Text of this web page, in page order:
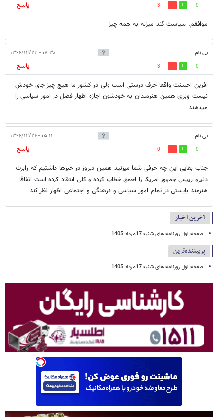
0
3
پاسخ
موافقم. سیاست گند میزنه به همه چیز
بی نام ۰۷:۳۸ - ۱۳۹۶/۱۲/۲۳
0
3
پاسخ
افرین احسنت واقعا حرف درستی است ولی در کشور ما هیچ چیز جای خودش
نیست وبرای همین هنرمندان به خودشون اجازه اظهار فضل در امور سیاسی را
میدهند
بی نام ۰۵:۱۱ - ۱۳۹۶/۱۲/۲۴
0
0
پاسخ
جناب بقایی این چه حرفی شما میزنید همین دیروز در خبرها داشتیم که رابرت
دنیرو رییس جمهور امریکا را احمق خطاب کرده و کلی انتقاد کرده است اتفاقا
هنرمند بایستی در تمام امور سیاسی و فرهنگی و اجتماعی اظهار نظر کند
آخرین اخبار
صفحه اول روزنامه های شنبه 17مرداد 1405
پربیننده‌ترین
صفحه اول روزنامه های شنبه 17مرداد 1405